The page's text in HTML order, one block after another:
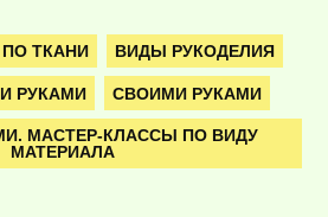
ТКАНИ ВИДЫ РУКОДЕЛИЯ
РУКАМИ СВОИМИ РУКАМИ
МАСТЕР-КЛАССЫ ПО ВИДУ
МАТЕРИАЛА